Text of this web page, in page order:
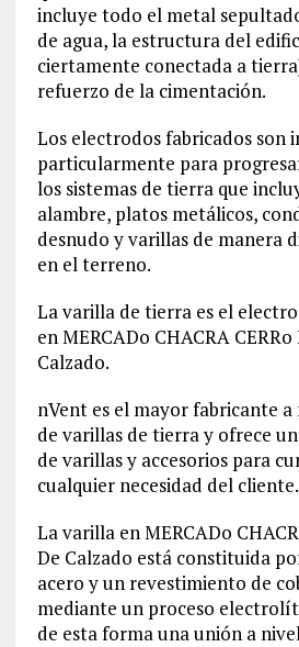
incluye todo el metal
de agua, la estructura del
ciertamente conectada a
refuerzo de la cimentación.
Los electrodos fabricados son
particularmente para
los sistemas de tierra que
alambre, platos metálicos,
desnudo y varillas de manera
en el terreno.
La varilla de tierra es el
en MERCADo CHACRA CERRo
Calzado.
nVent es el mayor fabricante
de varillas de tierra y ofrece
de varillas y accesorios para
cualquier necesidad del cliente.
La varilla en MERCADo
De Calzado está constituida
acero y un revestimiento de
mediante un proceso
de esta forma una unión a